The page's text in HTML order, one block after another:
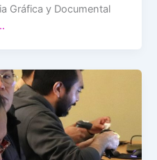
Gráfica y Documental